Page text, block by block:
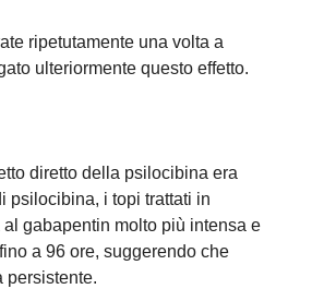
ripetutamente una volta a
ulteriormente questo effetto.
diretto della psilocibina era
psilocibina, i topi trattati in
gabapentin molto più intensa e
a 96 ore, suggerendo che
persistente.